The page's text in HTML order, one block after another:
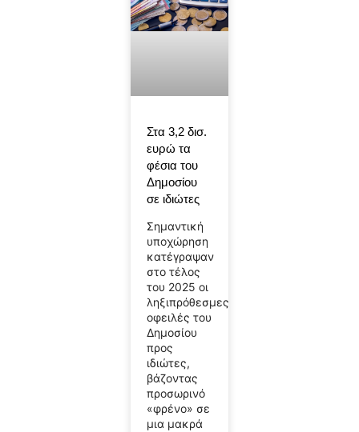
Στα 3,2 δισ.
ευρώ τα
φέσια του
Δημοσίου
σε ιδιώτες
Σημαντική
υποχώρηση
κατέγραψαν
στο τέλος
του 2025 οι
ληξιπρόθεσμες
οφειλές του
Δημοσίου
προς
ιδιώτες,
βάζοντας
προσωρινό
«φρένο» σε
μια μακρά